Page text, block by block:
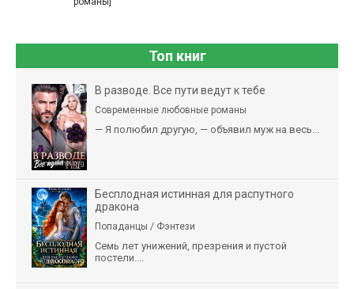
Топ книг
В разводе. Все пути ведут к тебе
Современные любовные романы
— Я полюбил другую, — объявил муж на весь...
Бесплодная истинная для распутного
дракона
Попаданцы / Фэнтези
Семь лет унижений, презрения и пустой
постели....